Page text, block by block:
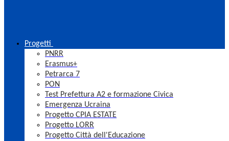
Progetti
PNRR
Erasmus+
Petrarca 7
PON
Test Prefettura A2 e formazione Civica
Emergenza Ucraina
Progetto CPIA ESTATE
Progetto LORR
Progetto Città dell'Educazione